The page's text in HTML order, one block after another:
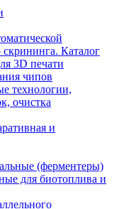
скрининга. Каталог
3D печати
чипов
технологии,
очистка
и
(ферментеры)
для биотоплива и